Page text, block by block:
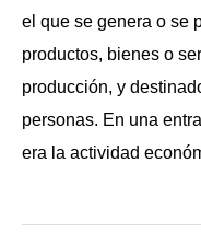
el que se genera o se
productos, bienes o
producción, y
personas. En una
era la actividad